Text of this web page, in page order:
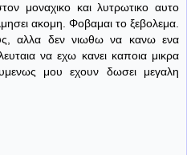
μοναχικο και λυτρωτικο αυτο
ακομη. Φοβαμαι το ξεβολεμα.
αλλα δεν νιωθω να κανω ενα
να εχω κανει καποια μικρα
μου εχουν δωσει μεγαλη